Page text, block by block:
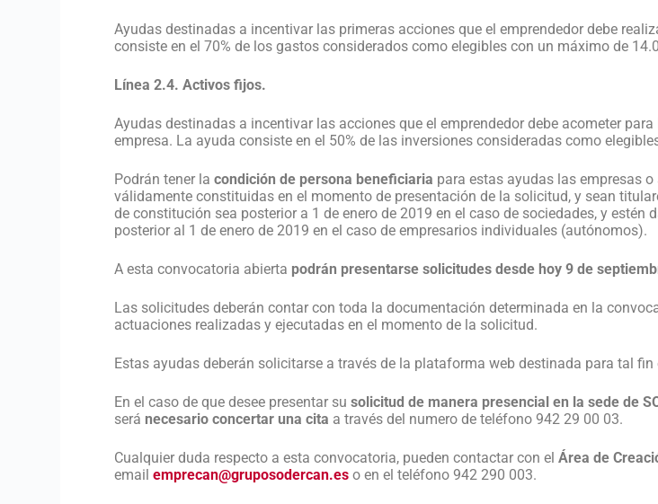
Ayudas destinadas a incentivar las primeras acciones que el emprendedor debe
consiste en el 70% de los gastos considerados como elegibles con un máximo de
Línea 2.4. Activos fijos.
Ayudas destinadas a incentivar las acciones que el emprendedor debe acometer
empresa. La ayuda consiste en el 50% de las inversiones consideradas como
Podrán tener lacondición de persona beneficiaria para estas ayudas las empresas
válidamente constituidas en el momento de presentación de la solicitud, y sean
de constitución sea posterior a 1 de enero de 2019 en el caso de sociedades, y
posterior al 1 de enero de 2019 en el caso de empresarios individuales (autónomos).
A esta convocatoria abierta podrán presentarse solicitudes desde hoy 9 de
Las solicitudes deberán contar con toda la documentación determinada en la
actuaciones realizadas y ejecutadas en el momento de la solicitud.
Estas ayudas deberán solicitarse a través de la plataforma web destinada para tal
En el caso de que desee presentar susolicitud de manera presencial en la sede de
será necesario concertar una cita a través del numero de teléfono 942 29 00 03.
Cualquier duda respecto a esta convocatoria, pueden contactar con elÁrea de
emailemprecan@gruposodercan.es o en el teléfono 942 290 003.